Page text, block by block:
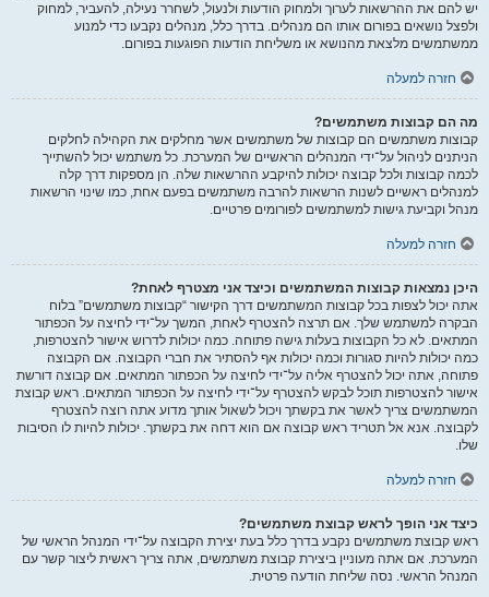
יש להם את ההרשאות לערוך ולמחוק הודעות ולנעול, לשחרר נעילה, להעביר, למחוק
ולפצל נושאים בפורום אותו הם מנהלים. בדרך כלל, מנהלים נקבעו כדי למנוע
ממשתמשים מלצאת מהנושא או משליחת הודעות הפוגעות בפורום.
חזרה למעלה
מה הם קבוצות משתמשים?
קבוצות משתמשים הם קבוצות של משתמשים אשר מחלקים את הקהילה לחלקים
הניתנים לניהול על־ידי המנהלים הראשיים של המערכת. כל משתמש יכול להשתייך
לכמה קבוצות ולכל קבוצה יכולות להיקבע ההרשאות שלה. הן מספקות דרך קלה
למנהלים ראשיים לשנות הרשאות להרבה משתמשים בפעם אחת, כמו שינוי הרשאות
מנהל וקביעת גישות למשתמשים לפורומים פרטיים.
חזרה למעלה
היכן נמצאות קבוצות המשתמשים וכיצד אני מצטרף לאחת?
אתה יכול לצפות בכל קבוצות המשתמשים דרך הקישור “קבוצות משתמשים” בלוח
הבקרה למשתמש שלך. אם תרצה להצטרף לאחת, המשך על־ידי לחיצה על הכפתור
המתאים. לא כל הקבוצות בעלות גישה פתוחה. כמה יכולות לדרוש אישור להצטרפות,
כמה יכולות להיות סגורות וכמה יכולות אף להסתיר את חברי הקבוצה. אם הקבוצה
פתוחה, אתה יכול להצטרף אליה על־ידי לחיצה על הכפתור המתאים. אם קבוצה דורשת
אישור להצטרפות תוכל לבקש להצטרף על־ידי לחיצה על הכפתור המתאים. ראש קבוצת
המשתמשים צריך לאשר את בקשתך ויכול לשאול אותך מדוע אתה רוצה להצטרף
לקבוצה. אנא אל תטריד ראש קבוצה אם הוא דחה את בקשתך. יכולות להיות לו הסיבות
שלו.
חזרה למעלה
כיצד אני הופך לראש קבוצת משתמשים?
ראש קבוצת משתמשים נקבע בדרך כלל בעת יצירת הקבוצה על־ידי המנהל הראשי של
המערכת. אם אתה מעוניין ביצירת קבוצת משתמשים, אתה צריך ראשית ליצור קשר עם
המנהל הראשי. נסה שליחת הודעה פרטית.